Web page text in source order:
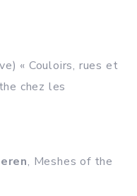
« Couloirs, rues et
chez les
, Meshes of the